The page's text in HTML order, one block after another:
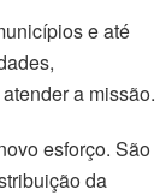
e até
a missão.
esforço. São
da